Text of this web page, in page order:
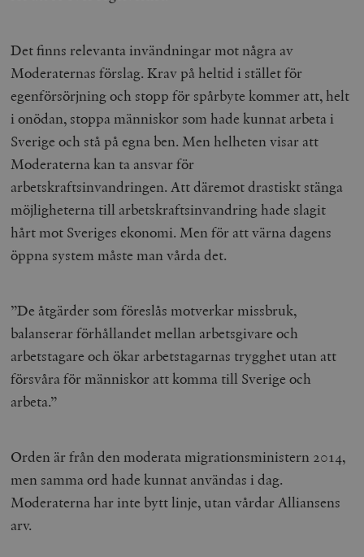
Det finns relevanta invändningar mot några av
Moderaternas förslag. Krav på heltid i stället för
egenförsörjning och stopp för spårbyte kommer att, helt
i onödan, stoppa människor som hade kunnat arbeta i
Sverige och stå på egna ben. Men helheten visar att
Moderaterna kan ta ansvar för
arbetskraftsinvandringen. Att däremot drastiskt stänga
möjligheterna till arbetskraftsinvandring hade slagit
hårt mot Sveriges ekonomi. Men för att värna dagens
öppna system måste man vårda det.
”De åtgärder som föreslås motverkar missbruk,
balanserar förhållandet mellan arbetsgivare och
arbetstagare och ökar arbetstagarnas trygghet utan att
försvåra för människor att komma till Sverige och
arbeta.”
Orden är från den moderata migrationsministern 2014,
men samma ord hade kunnat användas i dag.
Moderaterna har inte bytt linje, utan vårdar Alliansens
arv.